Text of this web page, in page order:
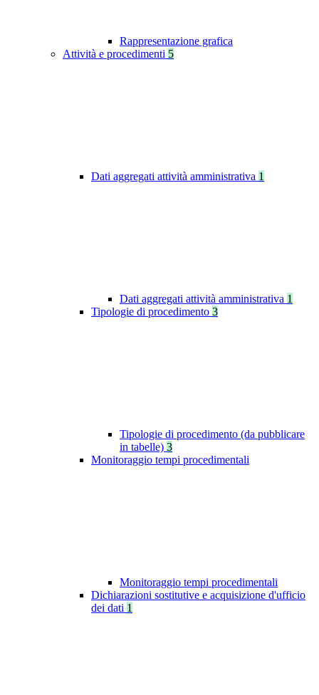
Rappresentazione grafica
Attività e procedimenti 5
Dati aggregati attività amministrativa 1
Dati aggregati attività amministrativa 1
Tipologie di procedimento 3
Tipologie di procedimento (da pubblicare
in tabelle) 3
Monitoraggio tempi procedimentali
Monitoraggio tempi procedimentali
Dichiarazioni sostitutive e acquisizione d'ufficio
dei dati 1